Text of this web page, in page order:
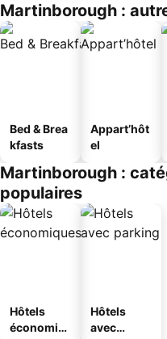
Martinborough :
Bed & Brea
kfasts
Appart’hôt
el
Martinborough :
populaires
Hôtels
économiq
Hôtels
avec